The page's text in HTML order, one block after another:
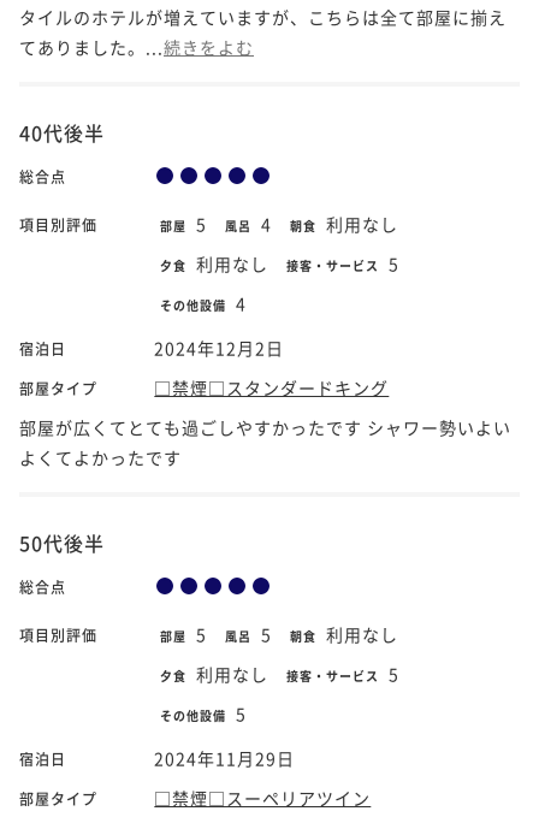
タイルのホテルが増えていますが、こちらは全て部屋に揃え
てありました。... 続きをよむ
40代後半
総合点
項目別評価 部屋 5 風呂 4 朝食 利用なし
夕食 利用なし 接客・サービス 5
その他設備 4
宿泊日 2024年12月2日
部屋タイプ
□禁煙□スタンダードキング
部屋が広くてとても過ごしやすかったです シャワー勢いよい
よくてよかったです
50代後半
総合点
項目別評価 部屋 5 風呂 5 朝食 利用なし
夕食 利用なし 接客・サービス 5
その他設備 5
宿泊日 2024年11月29日
部屋タイプ
□禁煙□スーペリアツイン